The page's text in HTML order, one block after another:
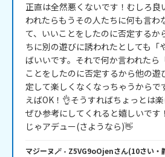
正直は全然悪くないです！むしろ良
われたらもうその人たちに何も言わ
て、いいことをしたのに否定するか
ちに別の遊びに誘われたとしても「
ばいいです。それで何か言われたら
ことをしたのに否定するから他の遊
定して楽しくなくなっちゃうからで
えばOK！👌そうすればちょっとは楽
ぜひ参考にしてくれると嬉しいです！
じゃアデュー(さようなら)👋
マジーヌ🪄 - Z5VG9oOjenさん(10さい・